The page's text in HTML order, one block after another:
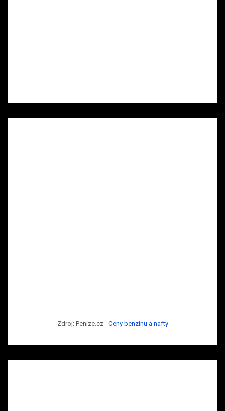
Zdroj: Peníze.cz - Ceny benzínu a nafty